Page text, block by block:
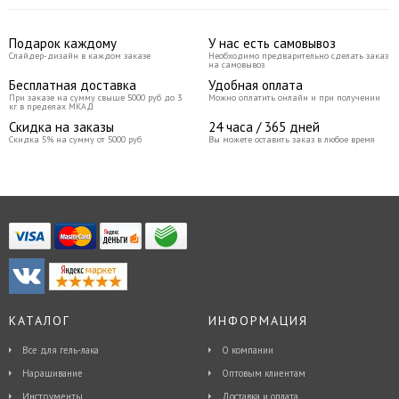
температурных режимах, использовать
только жидкие средства для
стерилизации и дезенфекции. ***В
зависимости от партии цветная риска
может быть на металлическом
осоновании или цветное
пластмассовое кольцо
Подарок каждому
Слайдер-дизайн в каждом заказе
У нас есть самовывоз
Необходимо предварительно сделать заказ
на самовывоз
Бесплатная доставка
При заказе на сумму свыше 5000 руб до 3
кг в пределах МКАД
Удобная оплата
Можно оплатить онлайн и при получении
Скидка на заказы
Скидка 5% на сумму от 5000 руб
24 часа / 365 дней
Вы можете оставить заказ в любое время
КАТАЛОГ
Все для гель-лака
Наращивание
Инструменты
ИНФОРМАЦИЯ
О компании
Оптовым клиентам
Доставка и оплата